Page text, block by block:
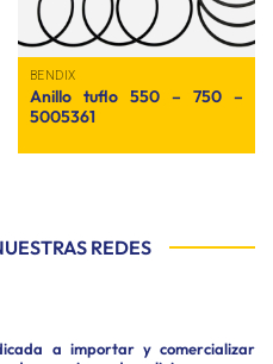
BENDIX
Anillo tuflo 550 – 750 –
5005361
REDES
a importar y comercializar